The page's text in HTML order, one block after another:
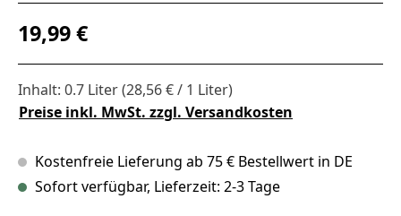
Regulärer Preis:
19,99 €
Inhalt: 0.7 Liter(28,56 € / 1 Liter)
Preise inkl. MwSt. zzgl. Versandkosten
Kostenfreie Lieferung ab 75 € Bestellwert in DE
Sofort verfügbar, Lieferzeit: 2-3 Tage